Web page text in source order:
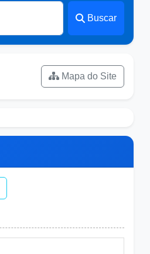
Buscar
Mapa do Site